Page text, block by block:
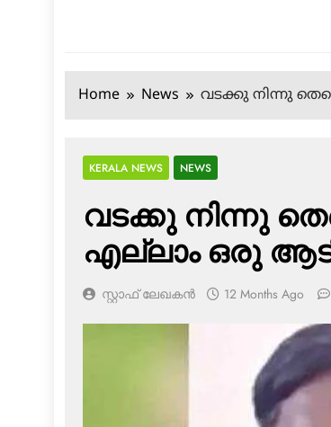
Home News വടക്കു നിന്നു
KERALA NEWS NEWS
വടക്കു നിന്നു
എല്ലാം ഒരു
സ്റ്റാഫ് ലേഖകൻ 12 Months Ago